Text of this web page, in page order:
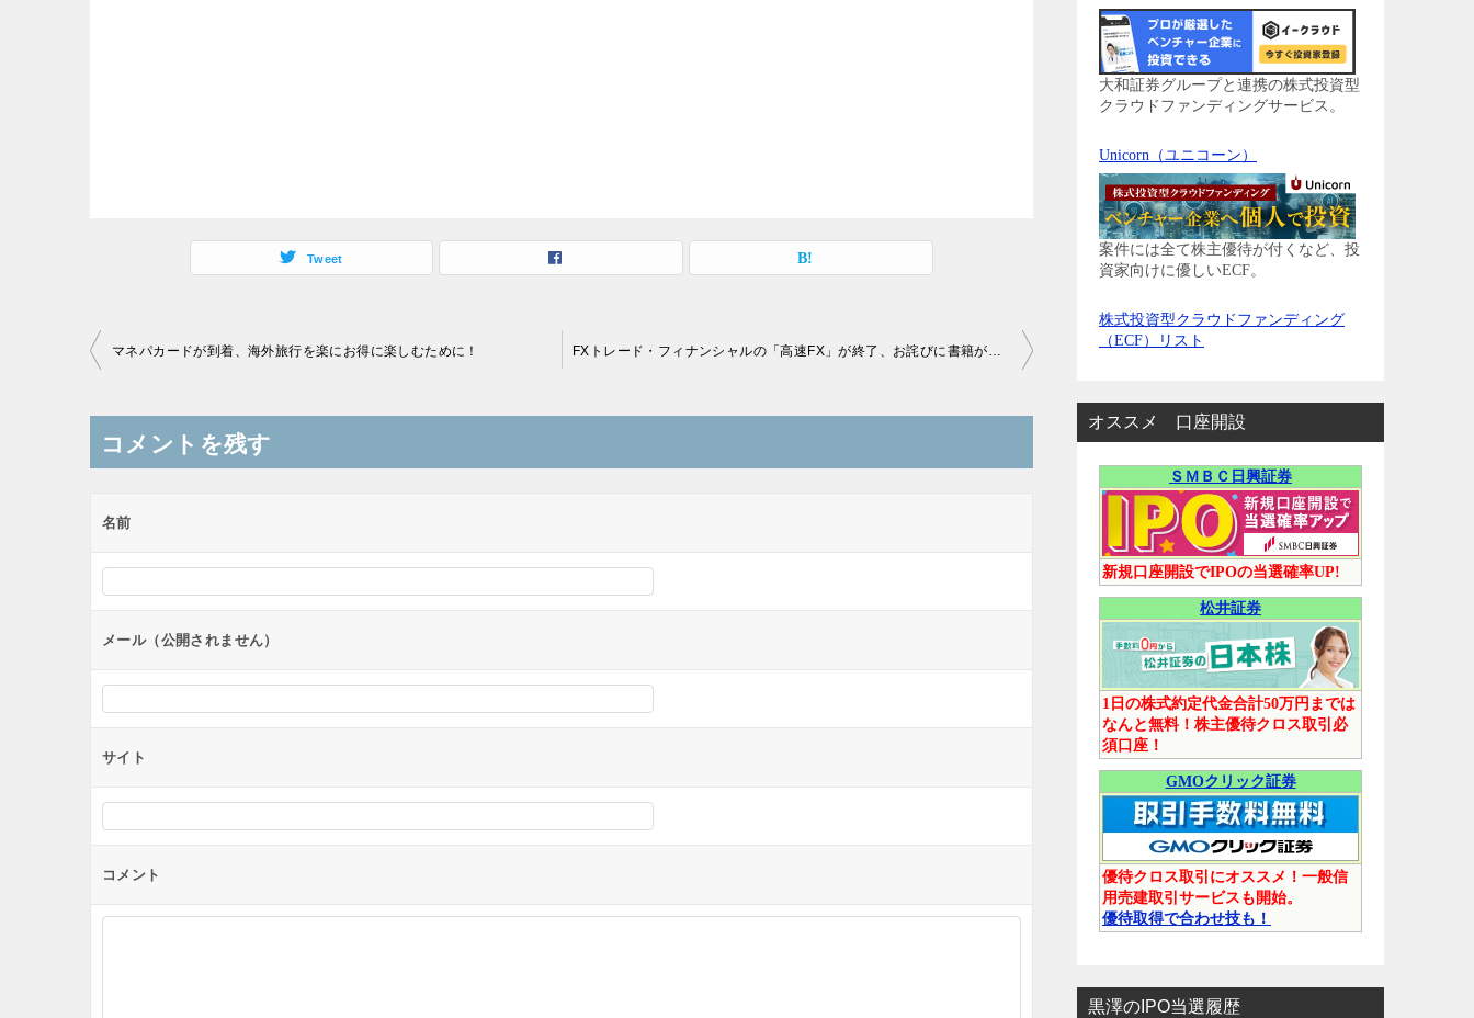
Tweet
投
ナ
ビ
ー
ョ
ン
マネパカードが到着、海外旅行を楽にお得に楽しむために！ FXトレード・フィナンシャルの「高速FX」が終了、お詫びに書籍が届きました
コメントを残す
名前
メール（公開されません）
サイト
コメント
大和証券グループと連携の株式投資型
クラウドファンディングサービス。
Unicorn（ユニコーン）
案件には全て株主優待が付くなど、投
資家向けに優しいECF。
株式投資型クラウドファンディング
（ECF）リスト
オススメ 口座開設
ＳＭＢＣ日興証券
新規口座開設でIPOの当選確率UP!
松井証券
1日の株式約定代金合計50万円までは
なんと無料！株主優待クロス取引必
須口座！
GMOクリック証券
優待クロス取引にオススメ！一般信
用売建取引サービスも開始。
優待取得で合わせ技も！
黒澤のIPO当選履歴